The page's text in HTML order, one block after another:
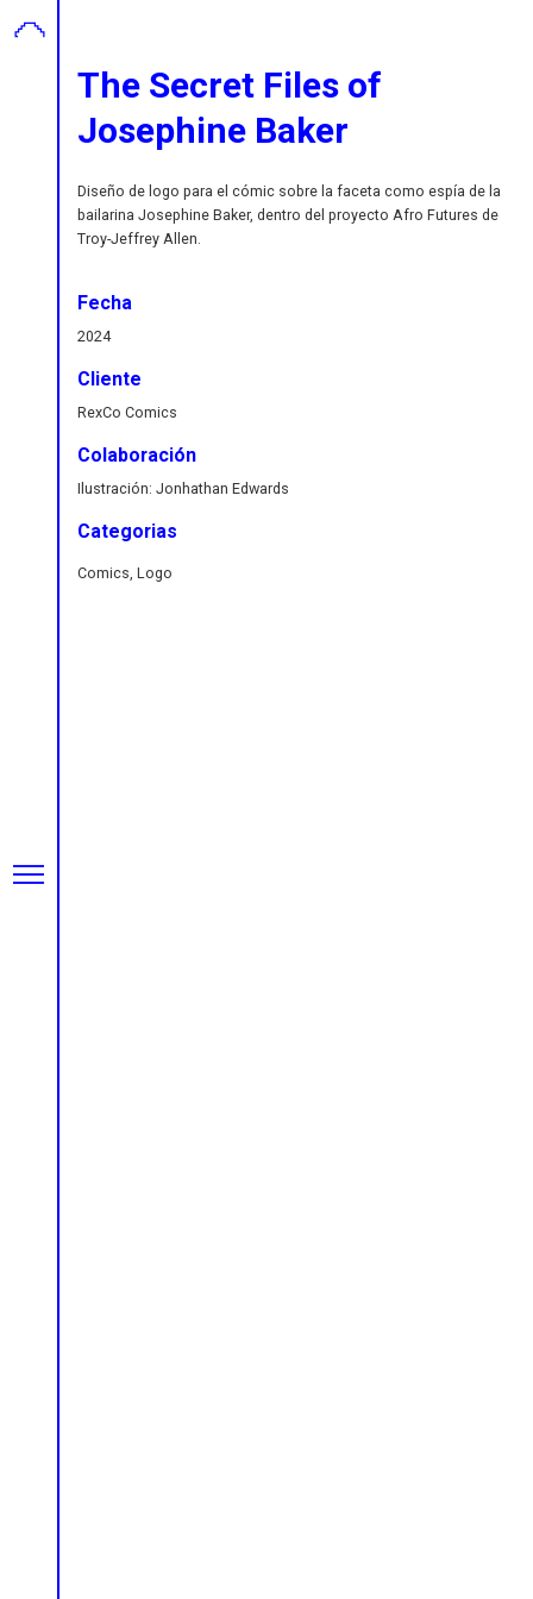
The Secret Files of
Josephine Baker
Diseño de logo para el cómic sobre la faceta como espía de la
bailarina Josephine Baker, dentro del proyecto Afro Futures de
Troy-Jeffrey Allen
Fecha
2024
Cliente
RexCo Comics
Colaboración
Ilustración: Jonhathan Edwards
Categorias
Comics, Logo